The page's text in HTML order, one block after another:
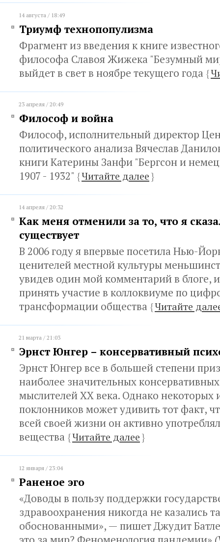
14 августа / 18:49
Триумф технопопулизма
Фрагмент из введения к книге
философа Славоя Жижека "Безумный
выйдет в свет в ноябре текущего года {
23 апреля / 20:49
Философ и война
Философ, исполнительный директор
политического анализа Вячеслав
книги Катерины Занфи "Бергсон и
1907 - 1932" {Читайте далее}
14 апреля / 20:32
Как меня отменили за то, что я
существует
В 2006 году я впервые посетила Нью-
ценителей местной культуры
увидев один мой комментарий в блоге,
принять участие в коллоквиуме по
трансформации общества {Читайте
21 марта / 21:03
Эрнст Юнгер – консервативный
Эрнст Юнгер все в большей степени
наиболее значительных
мыслителей ХХ века. Однако некоторых
поклонников может удивить тот факт,
всей своей жизни он активно
вещества {Читайте далее}
12 января / 23:04
Раненое эго
«Доводы в пользу поддержки
здравоохранения никогда не казались
обоснованными», — пишет Джудит